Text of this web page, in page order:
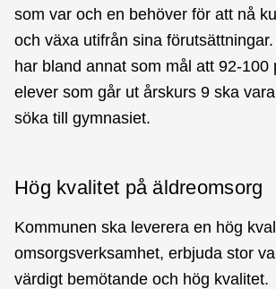
som var och en behöver för att nå
och växa utifrån sina
har bland annat som mål att 92-100
elever som går ut årskurs 9 ska
söka till gymnasiet.
Hög kvalitet på äldreomsorg
Kommunen ska leverera en hög
omsorgsverksamhet, erbjuda stor
värdigt bemötande och hög kvalitet.